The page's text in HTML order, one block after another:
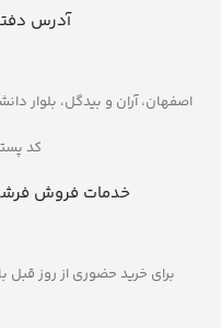
آدرس
اصفهان، آران و بیدگل، بلوار
کد پستی:
خدمات فروش
برای خرید حضوری از روز قبل با شماره 09192435630